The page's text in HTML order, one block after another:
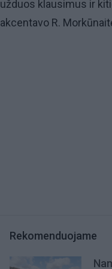
užduos klausimus ir
akcentavo R.
Rekomenduojame